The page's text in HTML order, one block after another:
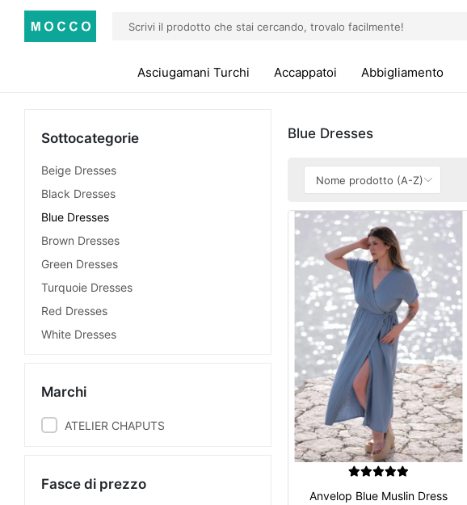
Asciugamani Turchi Accappatoi Abbigliamento
Sottocategorie
Beige Dresses
Black Dresses
Blue Dresses
Brown Dresses
Green Dresses
Turquoie Dresses
Red Dresses
White Dresses
Marchi
ATELIER CHAPUTS
Fasce di prezzo
Blue Dresses
Anvelop Blue Muslin Dress